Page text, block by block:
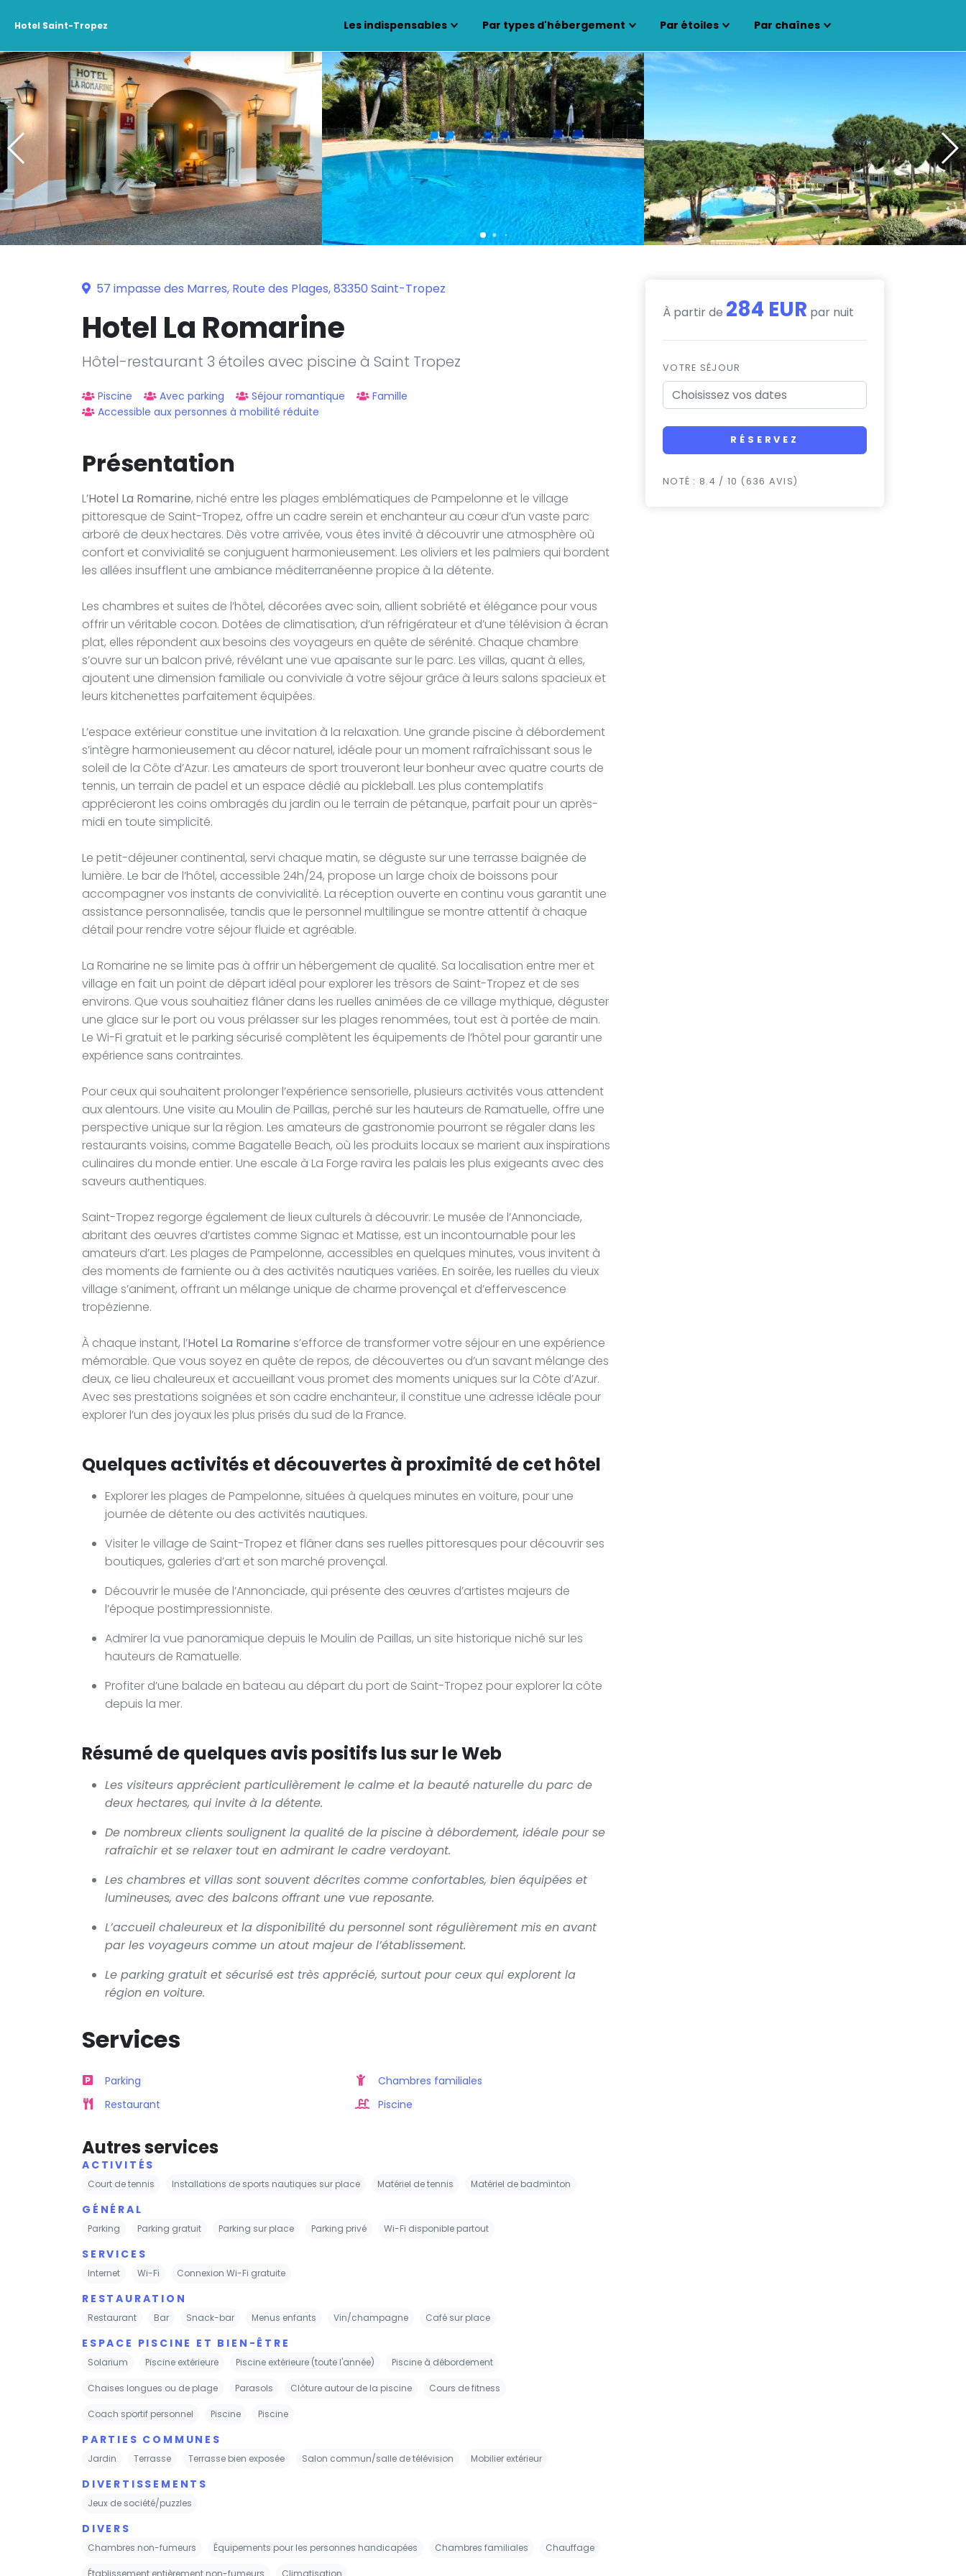
Hotel Saint-Tropez Les indispensables Par types d'hébergement Par étoiles Par chaînes
57 impasse des Marres, Route des Plages, 83350 Saint-Tropez
Hotel La Romarine
Hôtel-restaurant 3 étoiles avec piscine à Saint Tropez
Piscine Avec parking Séjour romantique
Famille
Accessible aux personnes à mobilité réduite
Présentation
L’Hotel La Romarine, niché entre les plages emblématiques de Pampelonne et le village
pittoresque de Saint-Tropez, offre un cadre serein et enchanteur au cœur d’un vaste parc
arboré de deux hectares. Dès votre arrivée, vous êtes invité à découvrir une atmosphère où
confort et convivialité se conjuguent harmonieusement. Les oliviers et les palmiers qui bordent
les allées insufflent une ambiance méditerranéenne propice à la détente.
Les chambres et suites de l’hôtel, décorées avec soin, allient sobriété et élégance pour vous
offrir un véritable cocon. Dotées de climatisation, d’un réfrigérateur et d’une télévision à écran
plat, elles répondent aux besoins des voyageurs en quête de sérénité. Chaque chambre
s’ouvre sur un balcon privé, révélant une vue apaisante sur le parc. Les villas, quant à elles,
ajoutent une dimension familiale ou conviviale à votre séjour grâce à leurs salons spacieux et
leurs kitchenettes parfaitement équipées.
L’espace extérieur constitue une invitation à la relaxation. Une grande piscine à débordement
s’intègre harmonieusement au décor naturel, idéale pour un moment rafraîchissant sous le
soleil de la Côte d’Azur. Les amateurs de sport trouveront leur bonheur avec quatre courts de
tennis, un terrain de padel et un espace dédié au pickleball. Les plus contemplatifs
apprécieront les coins ombragés du jardin ou le terrain de pétanque, parfait pour un après-
midi en toute simplicité.
Le petit-déjeuner continental, servi chaque matin, se déguste sur une terrasse baignée de
lumière. Le bar de l’hôtel, accessible 24h/24, propose un large choix de boissons pour
accompagner vos instants de convivialité. La réception ouverte en continu vous garantit une
assistance personnalisée, tandis que le personnel multilingue se montre attentif à chaque
détail pour rendre votre séjour fluide et agréable.
La Romarine ne se limite pas à offrir un hébergement de qualité. Sa localisation entre mer et
village en fait un point de départ idéal pour explorer les trésors de Saint-Tropez et de ses
environs. Que vous souhaitiez flâner dans les ruelles animées de ce village mythique, déguster
une glace sur le port ou vous prélasser sur les plages renommées, tout est à portée de main.
Le Wi-Fi gratuit et le parking sécurisé complètent les équipements de l’hôtel pour garantir une
expérience sans contraintes.
Pour ceux qui souhaitent prolonger l’expérience sensorielle, plusieurs activités vous attendent
aux alentours. Une visite au Moulin de Paillas, perché sur les hauteurs de Ramatuelle, offre une
perspective unique sur la région. Les amateurs de gastronomie pourront se régaler dans les
restaurants voisins, comme Bagatelle Beach, où les produits locaux se marient aux inspirations
culinaires du monde entier. Une escale à La Forge ravira les palais les plus exigeants avec des
saveurs authentiques.
Saint-Tropez regorge également de lieux culturels à découvrir. Le musée de l’Annonciade,
abritant des œuvres d’artistes comme Signac et Matisse, est un incontournable pour les
amateurs d’art. Les plages de Pampelonne, accessibles en quelques minutes, vous invitent à
des moments de farniente ou à des activités nautiques variées. En soirée, les ruelles du vieux
village s’animent, offrant un mélange unique de charme provençal et d’effervescence
tropézienne.
À chaque instant, l’Hotel La Romarine s’efforce de transformer votre séjour en une expérience
mémorable. Que vous soyez en quête de repos, de découvertes ou d’un savant mélange des
deux, ce lieu chaleureux et accueillant vous promet des moments uniques sur la Côte d’Azur.
Avec ses prestations soignées et son cadre enchanteur, il constitue une adresse idéale pour
explorer l’un des joyaux les plus prisés du sud de la France.
Quelques activités et découvertes à proximité de cet hôtel
Explorer les plages de Pampelonne, situées à quelques minutes en voiture, pour une
journée de détente ou des activités nautiques.
Visiter le village de Saint-Tropez et flâner dans ses ruelles pittoresques pour découvrir ses
boutiques, galeries d’art et son marché provençal.
Découvrir le musée de l’Annonciade, qui présente des œuvres d’artistes majeurs de
l’époque postimpressionniste.
Admirer la vue panoramique depuis le Moulin de Paillas, un site historique niché sur les
hauteurs de Ramatuelle.
Profiter d’une balade en bateau au départ du port de Saint-Tropez pour explorer la côte
depuis la mer.
Résumé de quelques avis positifs lus sur le Web
Les visiteurs apprécient particulièrement le calme et la beauté naturelle du parc de
deux hectares, qui invite à la détente.
De nombreux clients soulignent la qualité de la piscine à débordement, idéale pour se
rafraîchir et se relaxer tout en admirant le cadre verdoyant.
Les chambres et villas sont souvent décrites comme confortables, bien équipées et
lumineuses, avec des balcons offrant une vue reposante.
L’accueil chaleureux et la disponibilité du personnel sont régulièrement mis en avant
par les voyageurs comme un atout majeur de l’établissement.
Le parking gratuit et sécurisé est très apprécié, surtout pour ceux qui explorent la
région en voiture.
Services
Parking
Restaurant
Chambres familiales
Piscine
Autres services
ACTIVITÉS
Court de tennis Installations de sports nautiques sur place Matériel de tennis Matériel de badminton
GÉNÉRAL
Parking Parking gratuit Parking sur place Parking privé Wi-Fi disponible partout
SERVICES
Internet Wi-Fi Connexion Wi-Fi gratuite
RESTAURATION
Restaurant Bar Snack-bar Menus enfants Vin/champagne Café sur place
ESPACE PISCINE ET BIEN-ÊTRE
Solarium Piscine extérieure Piscine extérieure (toute l'année) Piscine à débordement
Chaises longues ou de plage Parasols Clôture autour de la piscine Cours de fitness
Coach sportif personnel Piscine Piscine
PARTIES COMMUNES
Jardin Terrasse Terrasse bien exposée Salon commun/salle de télévision Mobilier extérieur
DIVERTISSEMENTS
Jeux de société/puzzles
DIVERS
Chambres non-fumeurs Équipements pour les personnes handicapées Chambres familiales Chauffage
Établissement entièrement non-fumeurs Climatisation
À partir de 284 EUR par nuit
VOTRE SÉJOUR
RÉSERVEZ
NOTÉ : 8.4 / 10 (636 AVIS)